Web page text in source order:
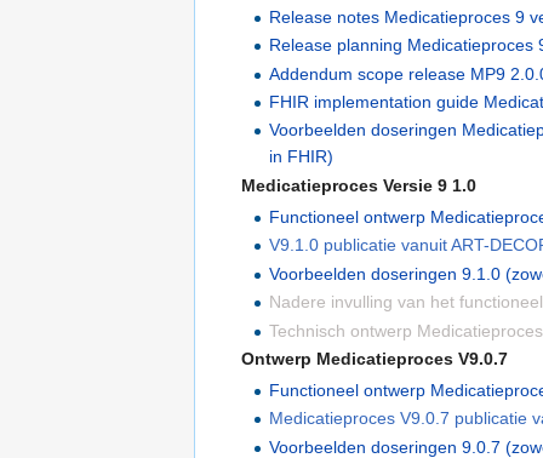
Release notes Medicatieproces 9
Release planning
Addendum scope release MP9
FHIR implementation guide
Voorbeelden doseringen
in FHIR)
Medicatieproces Versie 9 1.0
Functioneel ontwerp
V9.1.0 publicatie vanuit ART-
Voorbeelden doseringen 9.1.0
Nadere invulling van het
Technisch ontwerp
Ontwerp Medicatieproces V9.0.7
Functioneel ontwerp
Medicatieproces V9.0.7 publicatie
Voorbeelden doseringen 9.0.7